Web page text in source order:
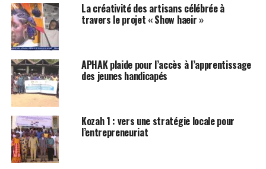
La créativité des artisans célébrée à
travers le projet « Show haeir »
APHAK plaide pour l’accès à l’apprentissage
des jeunes handicapés
Kozah 1 : vers une stratégie locale pour
l’entrepreneuriat